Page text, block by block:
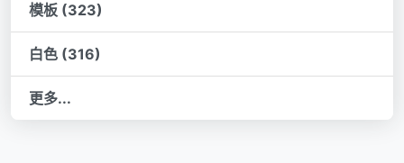
模板 (323)
白色 (316)
更多...